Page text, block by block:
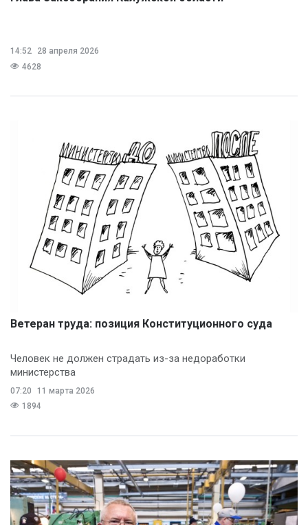
14:52
28 апреля 2026
4628
Ветеран труда: позиция Конституционного суда
Человек не должен страдать из-за недоработки
министерства
07:20
11 марта 2026
1894